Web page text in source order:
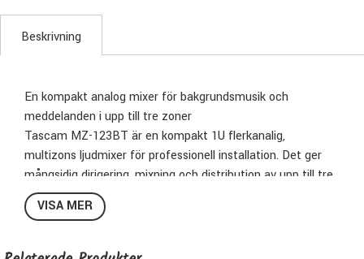
Beskrivning
En kompakt analog mixer för bakgrundsmusik och
meddelanden i upp till tre zoner
Tascam MZ-123BT är en kompakt 1U flerkanalig,
multizons ljudmixer för professionell installation. Det ger
mångsidig dirigering, mixning och distribution av upp till tre
kanaler med musik och meddelanden för ett brett utbud av
kommersiella applikationer, inklusive detaljhandel,
kräver oberoende ljudruttnings- och meddelandefunktioner.
VISA MER